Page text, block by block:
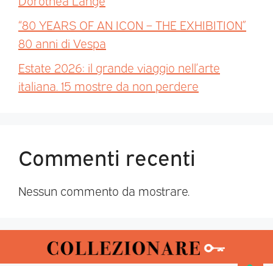
“80 YEARS OF AN ICON – THE EXHIBITION”
80 anni di Vespa
Estate 2026: il grande viaggio nell’arte
italiana. 15 mostre da non perdere
Commenti recenti
Nessun commento da mostrare.